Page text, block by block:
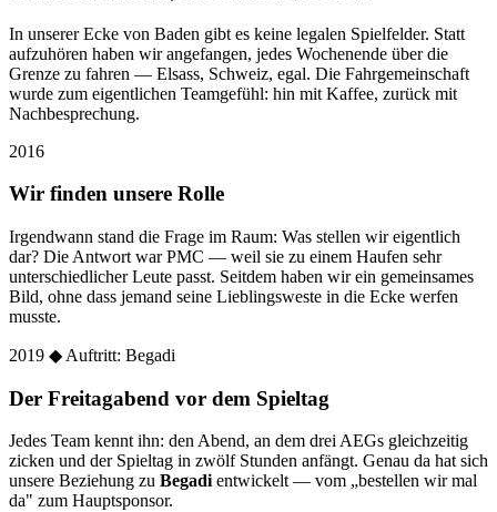
In unserer Ecke von Baden gibt es keine legalen Spielfelder. Statt
aufzuhören haben wir angefangen, jedes Wochenende über die
Grenze zu fahren — Elsass, Schweiz, egal. Die Fahrgemeinschaft
wurde zum eigentlichen Teamgefühl: hin mit Kaffee, zurück mit
Nachbesprechung.
2016
Wir finden unsere Rolle
Irgendwann stand die Frage im Raum: Was stellen wir eigentlich
dar? Die Antwort war PMC — weil sie zu einem Haufen sehr
unterschiedlicher Leute passt. Seitdem haben wir ein gemeinsames
Bild, ohne dass jemand seine Lieblingsweste in die Ecke werfen
musste.
2019 ◆ Auftritt: Begadi
Der Freitagabend vor dem Spieltag
Jedes Team kennt ihn: den Abend, an dem drei AEGs gleichzeitig
zicken und der Spieltag in zwölf Stunden anfängt. Genau da hat sich
unsere Beziehung zu Begadientwickelt — vom „bestellen wir mal
da" zum Hauptsponsor.